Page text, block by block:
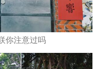
你注意过吗